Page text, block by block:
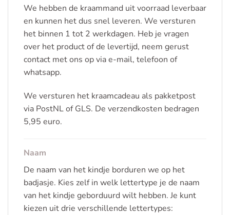
We hebben de kraammand uit voorraad leverbaar
en kunnen het dus snel leveren. We versturen
het binnen 1 tot 2 werkdagen. Heb je vragen
over het product of de levertijd, neem gerust
contact met ons op via e-mail, telefoon of
whatsapp.
We versturen het kraamcadeau als pakketpost
via PostNL of GLS. De verzendkosten bedragen
5,95 euro.
Naam
De naam van het kindje borduren we op het
badjasje. Kies zelf in welk lettertype je de naam
van het kindje geborduurd wilt hebben. Je kunt
kiezen uit drie verschillende lettertypes: